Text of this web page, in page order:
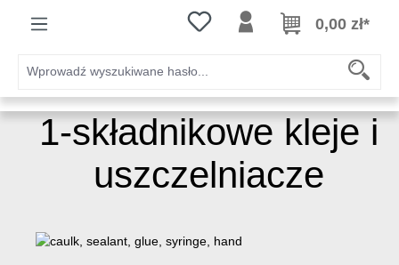
Masz 0 przedmioty na liście
0,00 zł*
1-składnikowe kleje i
uszczelniacze